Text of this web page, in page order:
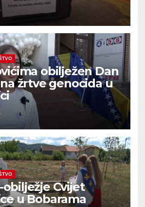
obilježen Dan
žrtve genocida u
Cvijet
u Bobarama